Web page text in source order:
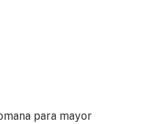
para mayor